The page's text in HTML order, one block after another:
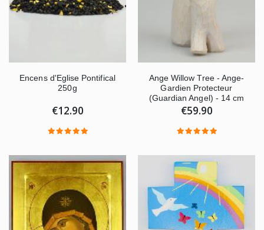
Encens d'Eglise Pontifical
250g
€12.90
Ange Willow Tree - Ange-
Gardien Protecteur
(Guardian Angel) - 14 cm
€59.90